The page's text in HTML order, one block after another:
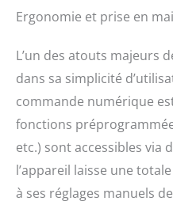
Ergonomie et prise en
L’un des atouts majeurs
dans sa simplicité
commande numérique
fonctions
etc.) sont accessibles via
l’appareil laisse une
à ses réglages manuels